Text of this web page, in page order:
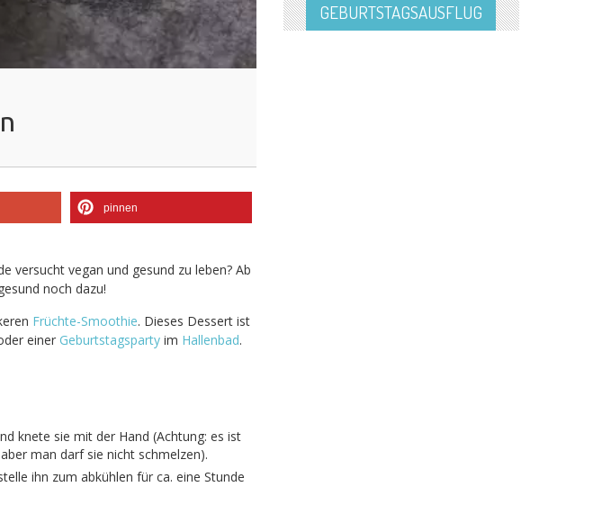
pinnen
versucht vegan und gesund zu leben? Ab
noch dazu!
Früchte-Smoothie. Dieses Dessert ist
einer Geburtstagsparty im Hallenbad.
knete sie mit der Hand (Achtung: es ist
man darf sie nicht schmelzen).
ihn zum abkühlen für ca. eine Stunde
GEBURTSTAGSAUSFLUG